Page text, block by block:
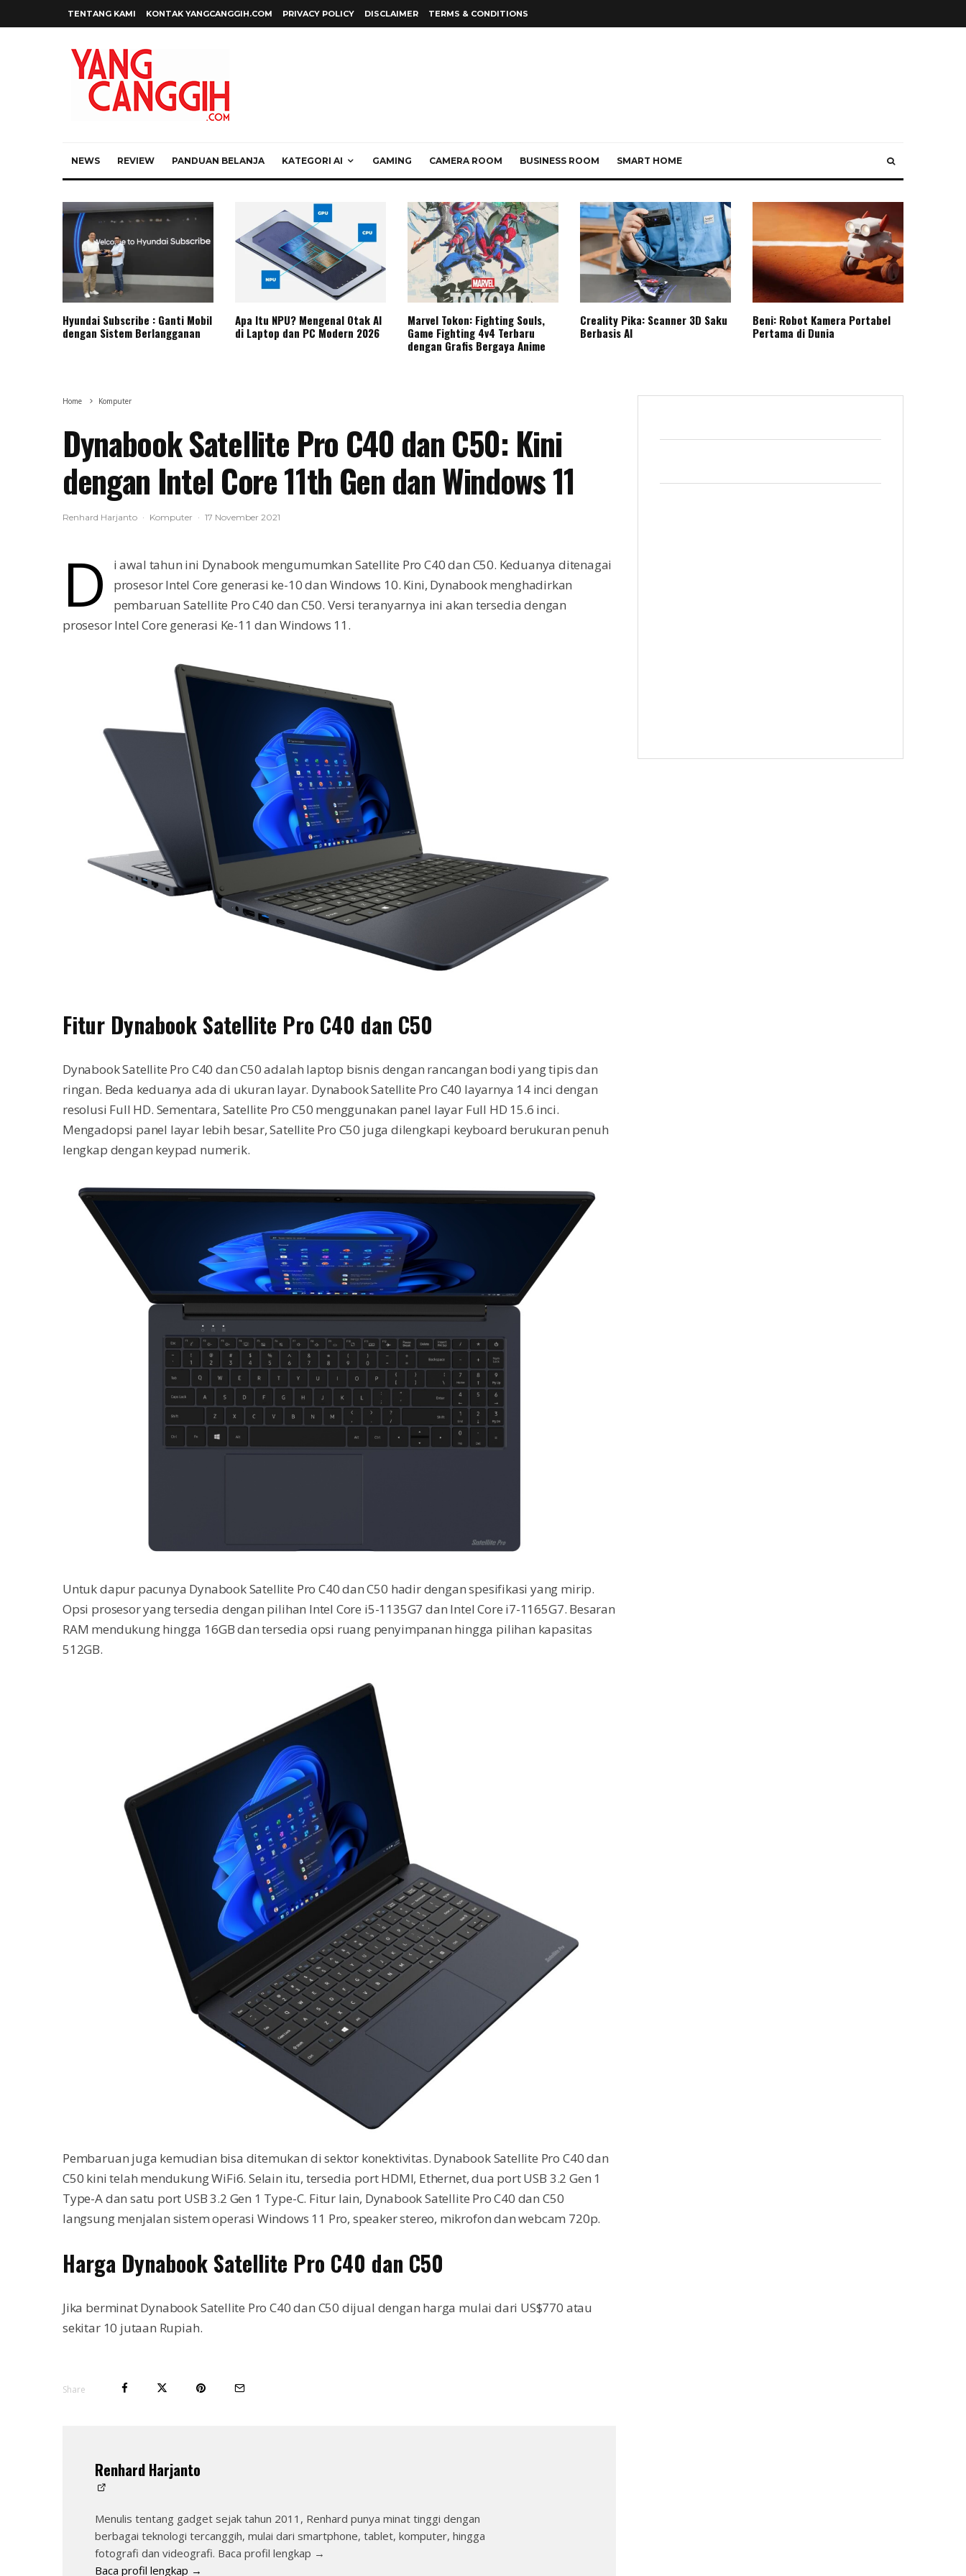
TENTANG KAMI KONTAK YANGCANGGIH.COM PRIVACY POLICY DISCLAIMER TERMS & CONDITIONS
NEWS REVIEW PANDUAN BELANJA KATEGORI AI GAMING CAMERA ROOM BUSINESS ROOM SMART HOME
Hyundai Subscribe : Ganti Mobil
dengan Sistem Berlangganan
Apa Itu NPU? Mengenal Otak AI
di Laptop dan PC Modern 2026
Marvel Tokon: Fighting Souls,
Game Fighting 4v4 Terbaru
dengan Grafis Bergaya Anime
Creality Pika: Scanner 3D Saku
Berbasis AI
Beni: Robot Kamera Portabel
Pertama di Dunia
Home Komputer
Dynabook Satellite Pro C40 dan C50: Kini
dengan Intel Core 11th Gen dan Windows 11
Renhard Harjanto · Komputer · 17 November 2021
D
i awal tahun ini Dynabook mengumumkan Satellite Pro C40 dan C50. Keduanya ditenagai
prosesor Intel Core generasi ke-10 dan Windows 10. Kini, Dynabook menghadirkan
pembaruan Satellite Pro C40 dan C50. Versi teranyarnya ini akan tersedia dengan
prosesor Intel Core generasi Ke-11 dan Windows 11.
Fitur Dynabook Satellite Pro C40 dan C50
Dynabook Satellite Pro C40 dan C50 adalah laptop bisnis dengan rancangan bodi yang tipis dan
ringan. Beda keduanya ada di ukuran layar. Dynabook Satellite Pro C40 layarnya 14 inci dengan
resolusi Full HD. Sementara, Satellite Pro C50 menggunakan panel layar Full HD 15.6 inci.
Mengadopsi panel layar lebih besar, Satellite Pro C50 juga dilengkapi keyboard berukuran penuh
lengkap dengan keypad numerik.
Untuk dapur pacunya Dynabook Satellite Pro C40 dan C50 hadir dengan spesifikasi yang mirip.
Opsi prosesor yang tersedia dengan pilihan Intel Core i5-1135G7 dan Intel Core i7-1165G7. Besaran
RAM mendukung hingga 16GB dan tersedia opsi ruang penyimpanan hingga pilihan kapasitas
512GB.
Pembaruan juga kemudian bisa ditemukan di sektor konektivitas. Dynabook Satellite Pro C40 dan
C50 kini telah mendukung WiFi6. Selain itu, tersedia port HDMI, Ethernet, dua port USB 3.2 Gen 1
Type-A dan satu port USB 3.2 Gen 1 Type-C. Fitur lain, Dynabook Satellite Pro C40 dan C50
langsung menjalan sistem operasi Windows 11 Pro, speaker stereo, mikrofon dan webcam 720p.
Harga Dynabook Satellite Pro C40 dan C50
Jika berminat Dynabook Satellite Pro C40 dan C50 dijual dengan harga mulai dari US$770 atau
sekitar 10 jutaan Rupiah.
Share
Renhard Harjanto
Menulis tentang gadget sejak tahun 2011, Renhard punya minat tinggi dengan
berbagai teknologi tercanggih, mulai dari smartphone, tablet, komputer, hingga
fotografi dan videografi. Baca profil lengkap →
Baca profil lengkap →